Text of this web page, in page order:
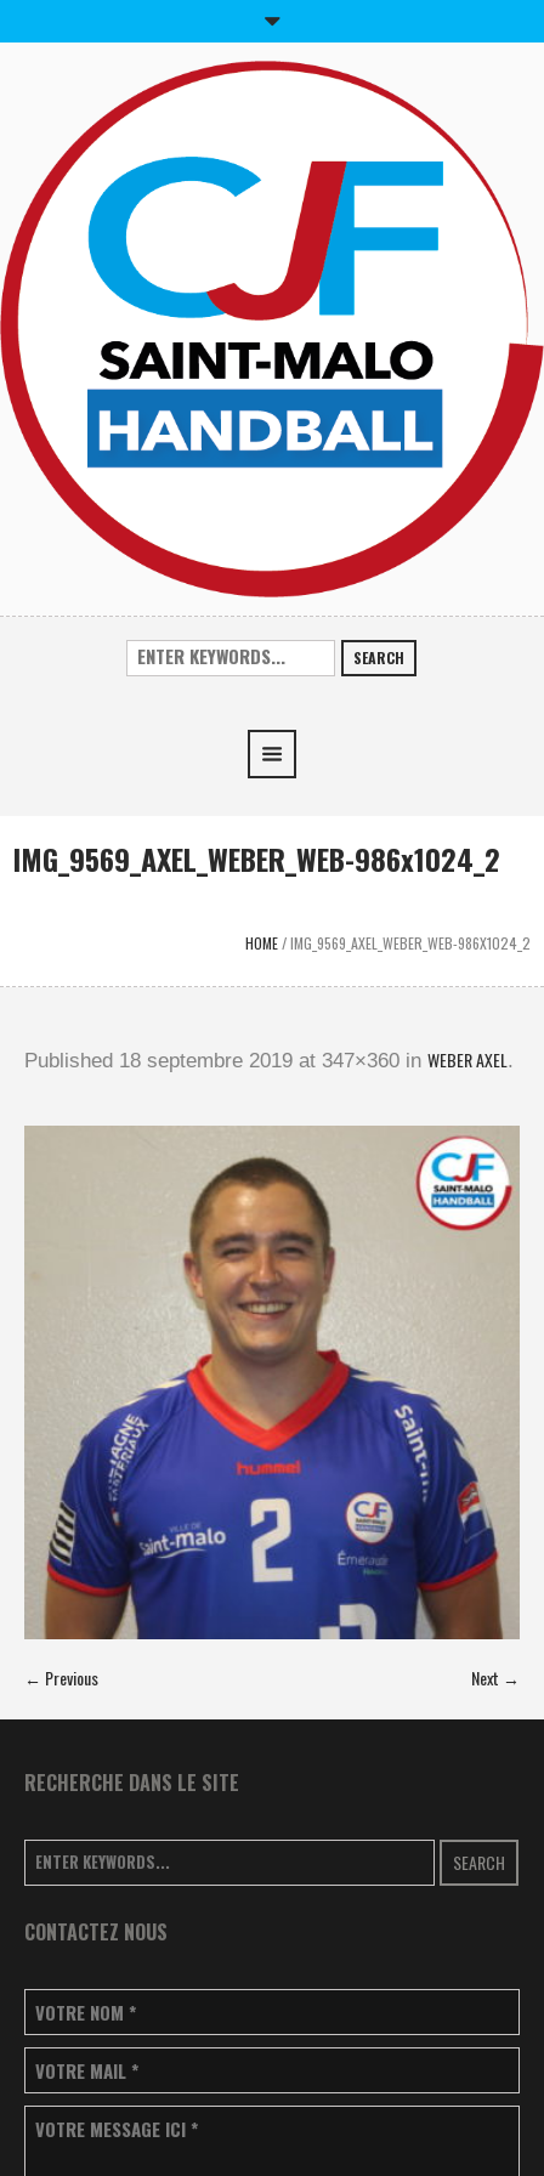
SEARCH
IMG_9569_AXEL_WEBER_WEB-986x1024_2
HOME/IMG_9569_AXEL_WEBER_WEB-986X1024_2
Published 18 septembre 2019 at 347×360 in WEBER AXEL .
← Previous Next →
RECHERCHE DANS LE SITE
SEARCH
CONTACTEZ NOUS
VOTRE NOM *
VOTRE MAIL *
VOTRE MESSAGE ICI *